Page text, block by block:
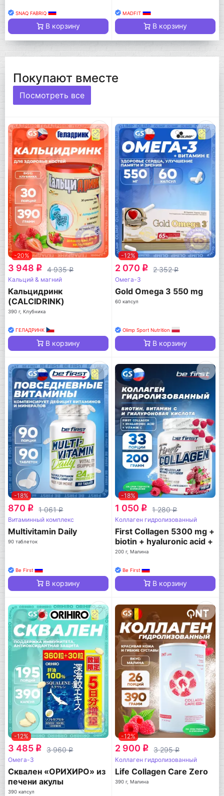
SNAQ FABRIQ
В корзину
MADFIT
В корзину
Покупают вместе
Посмотреть все
-20%
3 948 q 4 935q
Кальций & магний
Кальцидринк
(CALCIDRINK)
390 г, Клубника
ГЕЛАДРИНК
В корзину
-12%
2 070 q 2 352q
Омега-3
Gold Omega 3 550 mg
60 капсул
Olimp Sport Nutrition
В корзину
-18%
870 q 1 061q
Витаминный комплекс
Multivitamin Daily
90 таблеток
Be First
В корзину
-18%
1 050 q 1 280q
Коллаген гидролизованный
First Collagen 5300 mg +
biotin + hyaluronic acid +
vitamin C
200 г, Малина
Be First
В корзину
-12%
3 485 q 3 960q
Омега-3
Сквален «ОРИХИРО» из
печени акулы
390 капсул
-12%
2 900 q 3 295q
Коллаген гидролизованный
Life Collagen Care Zero
390 г, Малина